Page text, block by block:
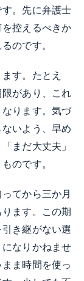
。先に弁護士
控えるべきか
のです。
す。たとえ
があり、これ
ります。気づ
いよう、早め
まだ大丈夫」
のです。
てから三か月
ます。この期
き継がない選
なりかねませ
ま時間を使っ